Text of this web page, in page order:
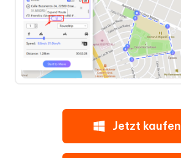
Jetzt kaufen